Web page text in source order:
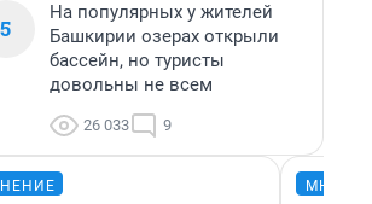
5
На популярных у жителей
Башкирии озерах открыли
бассейн, но туристы
довольны не всем
26 033 9